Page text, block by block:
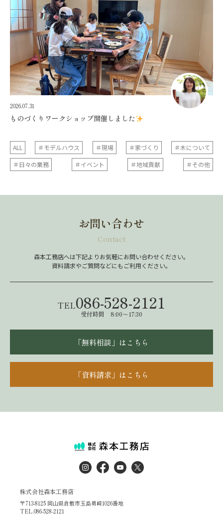
2026.07.31
ものづくりワークショップ開催しました
ALL ＃モデルハウス ＃現場 ＃家づくり
＃木について
＃日々の業務
＃イベント ＃地域貢献 ＃その他
お問い合わせ
Contact
森本工務店へは下記よりお気軽にお問い合わせください。
資料請求やご質問などにもご利用ください。
TEL086-528-2121
受付時間 8:00～17:30
「無料相談」はこちら
「資料請求」はこちら
株式会社森本工務店
〒713-8125 岡山県倉敷市玉島勇崎1026番地
TEL.086-528-2121